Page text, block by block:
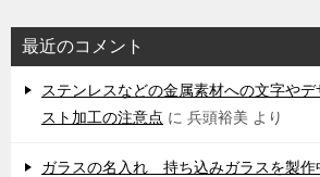
最近のコメント
ステンレスなどの金属素材への文字や
スト加工の注意点 に 兵頭裕美 より
ガラスの名入れ 持ち込みガラスを製